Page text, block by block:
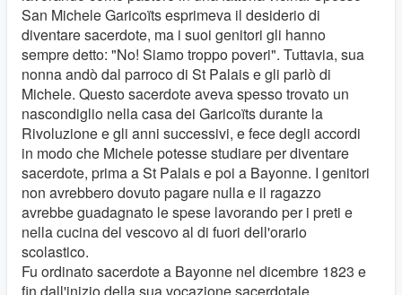
San Michele Garicoïts esprimeva il desiderio di
diventare sacerdote, ma i suoi genitori gli hanno
sempre detto: "No! Siamo troppo poveri". Tuttavia, sua
nonna andò dal parroco di St Palais e gli parlò di
Michele. Questo sacerdote aveva spesso trovato un
nascondiglio nella casa dei Garicoïts durante la
Rivoluzione e gli anni successivi, e fece degli accordi
in modo che Michele potesse studiare per diventare
sacerdote, prima a St Palais e poi a Bayonne. I genitori
non avrebbero dovuto pagare nulla e il ragazzo
avrebbe guadagnato le spese lavorando per i preti e
nella cucina del vescovo al di fuori dell'orario
scolastico.
Fu ordinato sacerdote a Bayonne nel dicembre 1823 e